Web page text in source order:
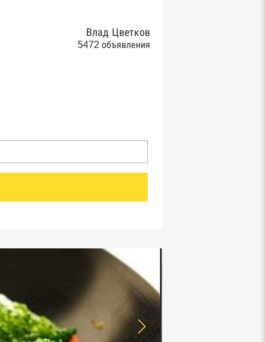
Влад Цветков
5472 объявления